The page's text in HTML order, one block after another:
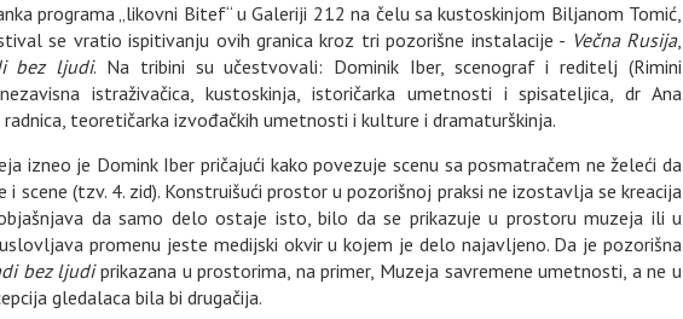
programa „likovni Bitef“ u Galeriji 212 na čelu sa kustoskinjom Biljanom Tomić,
se vratio ispitivanju ovih granica kroz tri pozorišne instalacije - Večna Rusija,
bez ljudi. Na tribini su učestvovali: Dominik Iber, scenograf i reditelj (Rimini
istraživačica, kustoskinja, istoričarka umetnosti i spisateljica, dr Ana
teoretičarka izvođačkih umetnosti i kulture i dramaturškinja.
izneo je Domink Iber pričajući kako povezuje scenu sa posmatračem ne želeći da
scene (tzv. 4. zid). Konstruišući prostor u pozorišnoj praksi ne izostavlja se kreacija
da samo delo ostaje isto, bilo da se prikazuje u prostoru muzeja ili u
promenu jeste medijski okvir u kojem je delo najavljeno. Da je pozorišna
bez ljudiprikazana u prostorima, na primer, Muzeja savremene umetnosti, a ne u
gledalaca bila bi drugačija.